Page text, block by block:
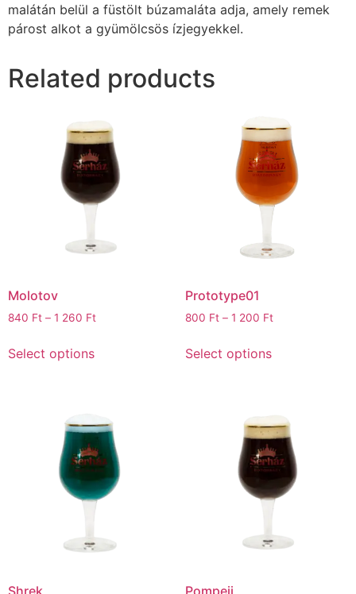
malátán belül a füstölt búzamaláta adja, amely remek
párost alkot a gyümölcsös ízjegyekkel.
Related products
Molotov
840 Ft – 1 260 Ft
Select options
Prototype01
800 Ft– 1 200 Ft
Select options
Shrek Pompeii